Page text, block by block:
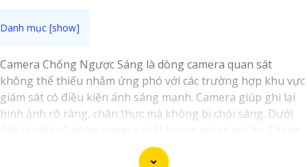
Camera Chống Ngược Sáng là dòng camera quan sát
không thể thiếu nhằm ứng phó với các trường hợp khu vực
giám sát có điều kiện ánh sáng mạnh. Camera giúp ghi lại
hình ảnh rõ ràng, chân thực mà không bị chói sáng. Dưới
Phát đã chọn lọc và đề xuất dành cho bạn lựa chọn!